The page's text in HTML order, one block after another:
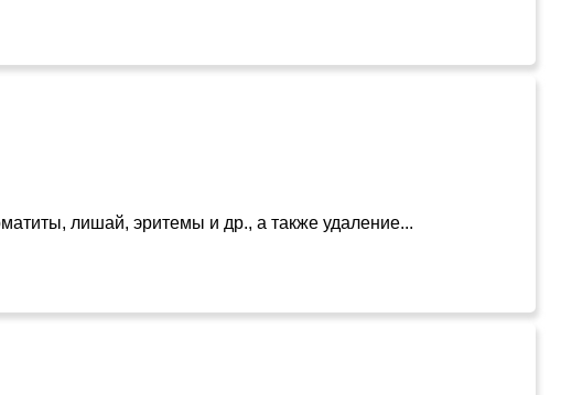
лишай, эритемы и др., а также удаление...